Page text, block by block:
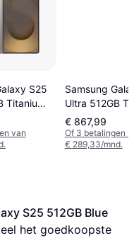
S25
Titanium
van
Samsung
Ultra 512GB
Silverblue
€ 867,99
Of 3 betalingen
€ 289,33/mnd.
S25 512GB Blue
het goedkoopste